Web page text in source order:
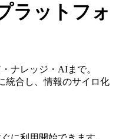
ラットフォ
ナレッジ・AIまで。
統合し、情報のサイロ化